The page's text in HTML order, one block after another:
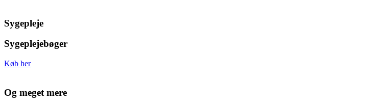
Sygepleje
Sygeplejebøger
Køb her
Og meget mere